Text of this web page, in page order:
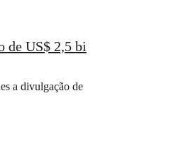
de US$ 2,5 bi
a divulgação de